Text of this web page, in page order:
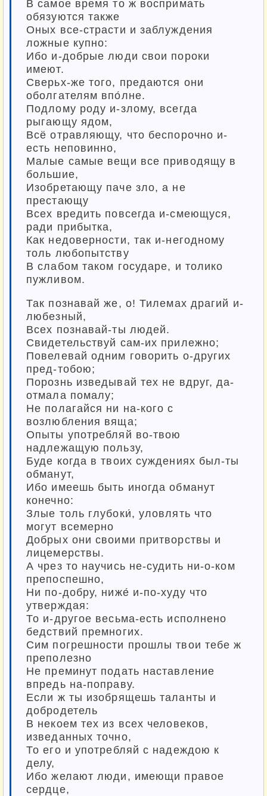
В самое время то ж воспримать
обязуются также
Оных все-страсти и заблуждения
ложные купно:
Ибо и-добрые люди свои пороки
имеют.
Сверьх-же того, предаются они
оболгателям впо́лне.
Подлому роду и-злому, всегда
рыгающу ядом,
Всё отравляющу, что беспорочно и-
есть неповинно,
Малые самые вещи все приводящу в
большие,
Изобретающу паче зло, а не
престающу
Всех вредить повсегда и-смеющуся,
ради прибытка,
Как недоверности, так и-негодному
толь любопытству
В слабом таком государе, и толико
пужливом.
Так познавай же, о! Тилемах драгий и-
любезный,
Всех познавай-ты людей.
Свидетельствуй сам-их прилежно;
Повелевай одним говорить о-других
пред-тобою;
Порознь изведывай тех не вдруг, да-
отмала помалу;
Не полагайся ни на-кого с
возлюбления вяща;
Опыты употребляй во-твою
надлежащую пользу,
Буде когда в твоих суждениях был-ты
обманут,
Ибо имеешь быть иногда обманут
конечно:
Злые толь глубоки́, уловлять что
могут всемерно
Добрых они своими притворствы и
лицемерствы.
А чрез то научись не-судить ни-о-ком
препоспешно,
Ни по-добру, ниже́ и-по-худу что
утверждая:
То и-другое весьма-есть исполнено
бедствий премногих.
Сим погрешности прошлы твои тебе ж
преполезно
Не преминут подать наставление
впредь на-поправу.
Если ж ты изобрящешь таланты и
добродетель
В некоем тех из всех человеков,
изведанных точно,
То его и употребляй с надеждою к
делу,
Ибо желают люди, имеющи правое
сердце,